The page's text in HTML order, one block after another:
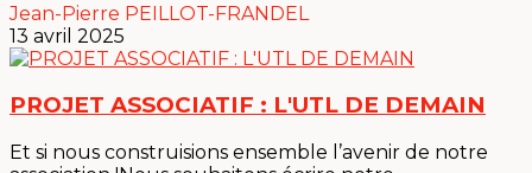
Jean-Pierre PEILLOT-FRANDEL
13 avril 2025
PROJET ASSOCIATIF : L'UTL DE DEMAIN
Et si nous construisions ensemble l’avenir de notre